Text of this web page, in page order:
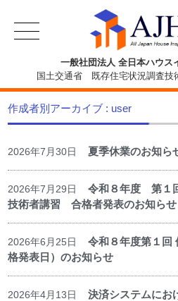
一般社団法人 全日本ハウス
国土交通省 既存住宅状況調査
作成者別アーカイブ : user
2026年7月30日夏季休業のお知ら
2026年7月29日令和８年度 第１
技術者講習 合格者発表のお知らせ
2026年6月25日令和８年度第１回
格発表日）のお知らせ
2026年4月13日決済システムにお